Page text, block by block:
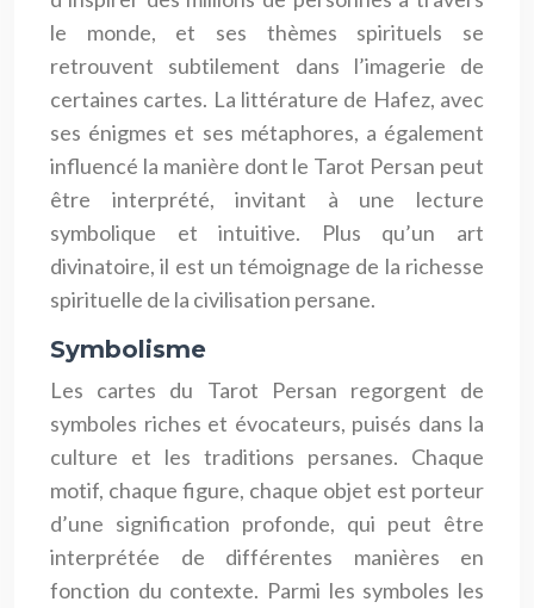
le monde, et ses thèmes spirituels se
retrouvent subtilement dans l’imagerie de
certaines cartes. La littérature de Hafez, avec
ses énigmes et ses métaphores, a également
influencé la manière dont le Tarot Persan peut
être interprété, invitant à une lecture
symbolique et intuitive. Plus qu’un art
divinatoire, il est un témoignage de la richesse
spirituelle de la civilisation persane.
Symbolisme
Les cartes du Tarot Persan regorgent de
symboles riches et évocateurs, puisés dans la
culture et les traditions persanes. Chaque
motif, chaque figure, chaque objet est porteur
d’une signification profonde, qui peut être
interprétée de différentes manières en
fonction du contexte. Parmi les symboles les